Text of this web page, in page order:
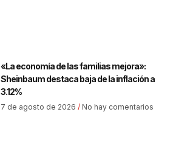
«La economía de las familias mejora»:
Sheinbaum destaca baja de la inflación a
3.12%
7 de agosto de 2026 No hay comentarios